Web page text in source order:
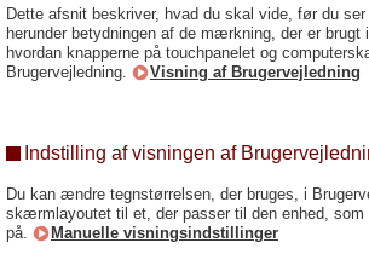
Dette afsnit beskriver, hvad du skal vide, før du ser
herunder betydningen af de mærkning, der er brugt
hvordan knapperne på touchpanelet og
Brugervejledning.
Visning af Brugervejledning
Indstilling af visningen af
Du kan ændre tegnstørrelsen, der bruges, i
skærmlayoutet til et, der passer til den enhed, som
på.
Manuelle visningsindstillinger